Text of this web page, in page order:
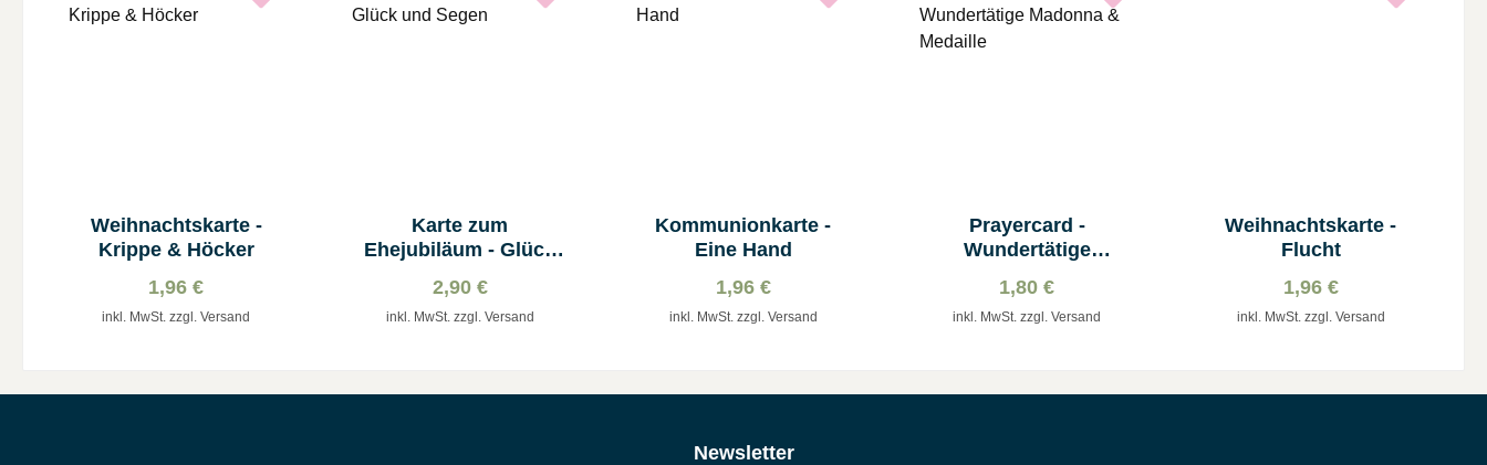
Weihnachtskarte -
Krippe & Höcker
1,96 €
inkl. MwSt. zzgl. Versand
Karte zum
Ehejubiläum - Glück
2,90 €
inkl. MwSt. zzgl. Versand
Kommunionkarte -
Eine Hand
1,96 €
inkl. MwSt. zzgl. Versand
Prayercard -
Wundertätige
1,80 €
inkl. MwSt. zzgl. Versand
Weihnachtskarte -
Flucht
1,96 €
inkl. MwSt. zzgl. Versand
Newsletter